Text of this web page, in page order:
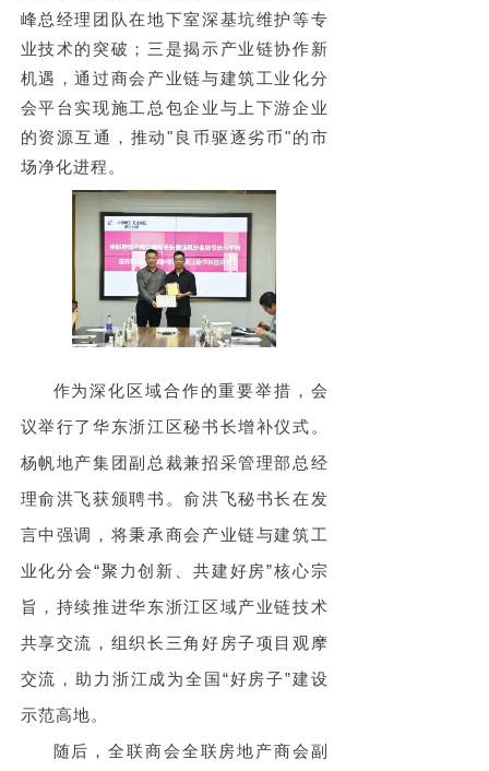
峰总经理团队在地下室深基坑维护等专
业技术的突破；三是揭示产业链协作新
机遇，通过商会 产业链与建筑工业化分
会平台实现施工总包企业与上下游企业
的资源互通，推动"良币驱逐劣币"的市
场净化进程。
作为深化区域合作的重要举措，会
议举行了华东浙江区秘书长增补仪式。
杨帆地产集团副总裁兼招采管理部总经
理俞洪飞获颁聘书。俞洪飞秘书长在发
言中强调，将秉承商会 产业链与建筑工
业化分会“聚力创新、共建好房”核心宗
旨，持续推进华东浙江区域产业链技术
共享交流，组织长三角好房子项目观摩
交流，助力浙江成为全国“好房子”建设
示范高地。
随后，全联商会全联房地产商会副